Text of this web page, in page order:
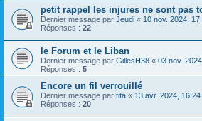
petit rappel les injures ne sont pas
Dernier message par Jeudi « 10 nov. 2024,
Réponses : 22
le Forum et le Liban
Dernier message par GillesH38 « 03 nov.
Réponses : 5
Encore un fil verrouillé
Dernier message par tita « 13 avr. 2024, 16:24
Réponses : 20